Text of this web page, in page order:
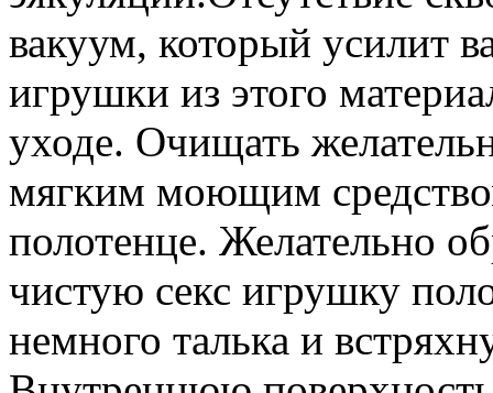
вакуум, который усилит
игрушки из этого
уходе. Очищать
мягким моющим
полотенце. Желательно
чистую секс игрушку
немного талька и